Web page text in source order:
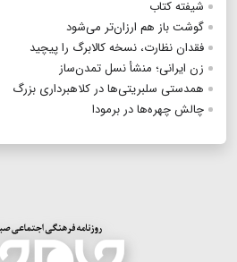
شیفته کتاب
گوشت باز هم ارزان‌تر می‌شود
فقدان نظارت، نسخه کالابرگ را پیچید
زن ایرانی؛ منشأ نسل تمدن‌ساز
همدستی سلبریتی‌ها در کلاهبرداری بزرگ
چالش چهره‌ها در برمودا